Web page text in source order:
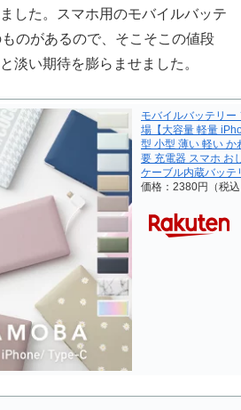
した。スマホ用のモバイルバッテ
のがあるので、そこそこの値段
淡い期待を膨らませました。
モバイルバッテリー
場【大容量 軽量
型 小型 薄い 軽い
要 充電器 スマホ
ケーブル内蔵バッテ
価格：2380円（税